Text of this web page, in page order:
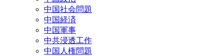
中国社会問題
中国経済
中国軍事
中共浸透工作
中国人権問題